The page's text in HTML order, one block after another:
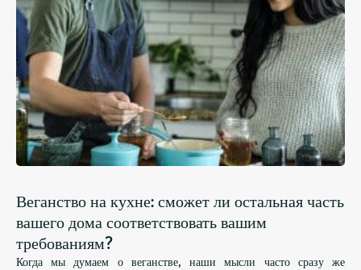
Веганство на кухне: сможет ли остальная часть
вашего дома соответствовать вашим
требованиям?
Когда мы думаем о веганстве, наши мысли часто сразу же